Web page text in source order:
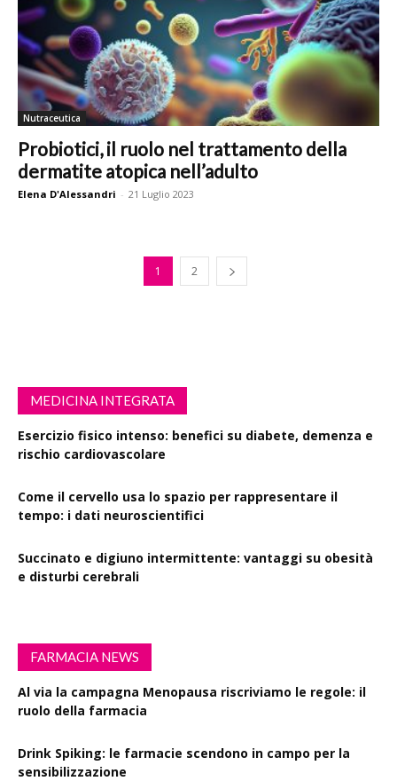
Nutraceutica
Probiotici, il ruolo nel trattamento della
dermatite atopica nell’adulto
Elena D'Alessandri - 21 Luglio 2023
1 2
MEDICINA INTEGRATA
Esercizio fisico intenso: benefici su diabete, demenza e
rischio cardiovascolare
Come il cervello usa lo spazio per rappresentare il
tempo: i dati neuroscientifici
Succinato e digiuno intermittente: vantaggi su obesità
e disturbi cerebrali
FARMACIA NEWS
Al via la campagna Menopausa riscriviamo le regole: il
ruolo della farmacia
Drink Spiking: le farmacie scendono in campo per la
sensibilizzazione